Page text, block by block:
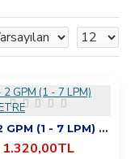
0,2 - 2 GPM (1 - 7 LPM) DEBİMETRE
1.320,00TL